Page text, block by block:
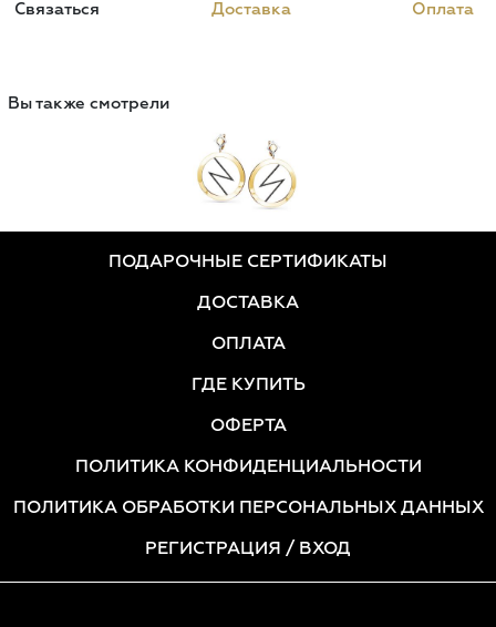
Связаться Доставка Оплата
Вы также смотрели
ПОДАРОЧНЫЕ СЕРТИФИКАТЫ
ДОСТАВКА
ОПЛАТА
ГДЕ КУПИТЬ
ОФЕРТА
ПОЛИТИКА КОНФИДЕНЦИАЛЬНОСТИ
ПОЛИТИКА ОБРАБОТКИ ПЕРСОНАЛЬНЫХ ДАННЫХ
РЕГИСТРАЦИЯ / ВХОД